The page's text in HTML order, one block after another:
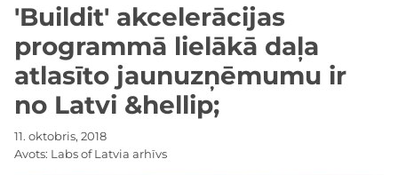
'Buildit' akcelerācijas
programmā lielākā daļa
atlasīto jaunuzņēmumu ir
no Latvi &hellip;
11. oktobris, 2018
Avots: Labs of Latvia arhīvs